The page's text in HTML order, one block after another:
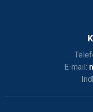
E-mail: